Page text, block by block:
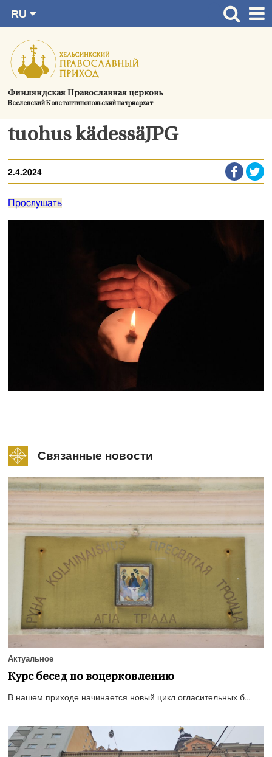
содержимому
Финляндская Православная церковь
Вселенский Константинопольский патриархат
RU
SV
EN
UA
Главная страница
Актуальное
Україна
О приходе
tuohus kädessäJPG
2.4.2024
Прослушать
Связанные новости
Актуальное
Курс бесед по воцерковлению
В нашем приходе начинается новый цикл огласительных б...